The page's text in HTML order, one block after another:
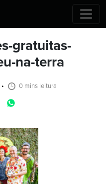
gratuitas-
na-terra
0 mins leitura